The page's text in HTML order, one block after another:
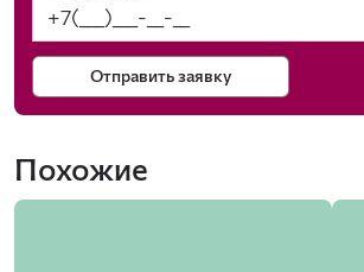
Отправить заявку
Похожие